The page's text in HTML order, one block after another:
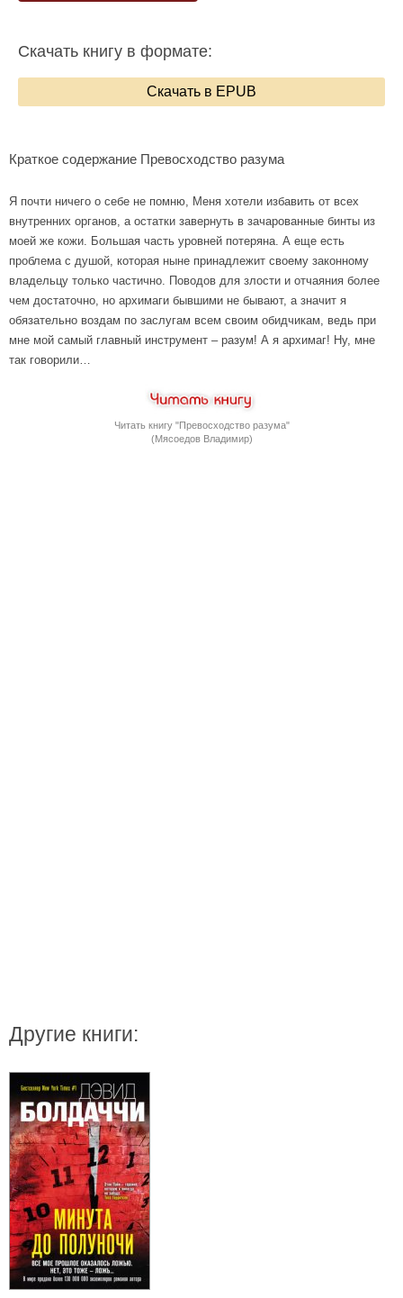
Скачать книгу в формате:
Скачать в EPUB
Краткое содержание Превосходство разума
Я почти ничего о себе не помню, Меня хотели избавить от всех
внутренних органов, а остатки завернуть в зачарованные бинты из
моей же кожи. Большая часть уровней потеряна. А еще есть
проблема с душой, которая ныне принадлежит своему законному
владельцу только частично. Поводов для злости и отчаяния более
чем достаточно, но архимаги бывшими не бывают, а значит я
обязательно воздам по заслугам всем своим обидчикам, ведь при
мне мой самый главный инструмент – разум! А я архимаг! Ну, мне
так говорили…
Читать книгу "Превосходство разума"
(Мясоедов Владимир)
Другие книги: